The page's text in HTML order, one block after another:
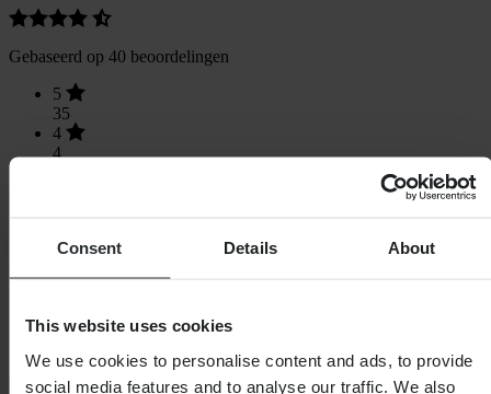
Consent Details About
This website uses cookies
We use cookies to personalise content and ads, to provide
social media features and to analyse our traffic. We also
Gebaseerd op 40 beoordelingen
5
35
4
4
1
Laden...